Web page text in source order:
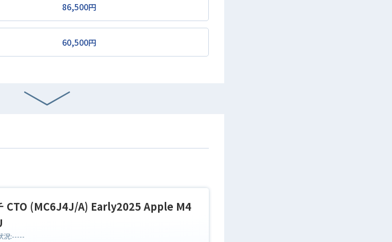
86,500円
60,500円
CTO (MC6J4J/A) Early2025 Apple M4
況:-----